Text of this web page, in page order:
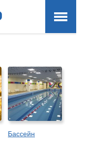
Бассейн